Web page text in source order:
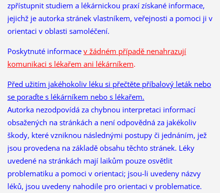
zpřístupnit studiem a lékárnickou praxí získané informace,
jejichž je autorka stránek vlastníkem, veřejnosti a pomoci ji v
orientaci v oblasti samoléčení.
Poskytnuté informace v žádném případě nenahrazují
komunikaci s lékařem ani lékárníkem.
Před užitím jakéhokoliv léku si přečtěte příbalový leták nebo
se poraďte s lékárníkem nebo s lékařem.
Autorka nezodpovídá za chybnou interpretaci informací
obsažených na stránkách a není odpovědná za jakékoliv
škody, které vzniknou následnými postupy či jednáním, jež
jsou provedena na základě obsahu těchto stránek. Léky
uvedené na stránkách mají laikům pouze osvětlit
problematiku a pomoci v orientaci; jsou-li uvedeny názvy
léků, jsou uvedeny nahodile pro orientaci v problematice.